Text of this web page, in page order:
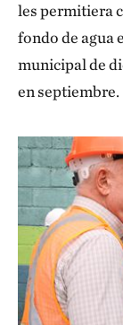
les permitiera
fondo de agua
municipal de
en septiembre.